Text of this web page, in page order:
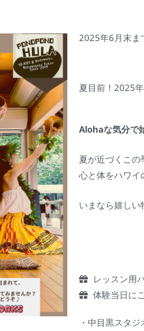
2025年6月末ま
夏目前！2025
Alohaな気分で
夏が近づくこの
心と体をハワイ
いまなら嬉しい
レッスン用
体験当日に
・中目黒スタ